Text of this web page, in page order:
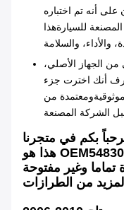
على أنه تم اختباره
للسيارةهذا
من الجهاز الأصلي،
أنك اخترت جزء
من
بكم في متجرنا
هذا هو OEM54830-2G000 الأصلي المثابرة الربط
من الطرازات